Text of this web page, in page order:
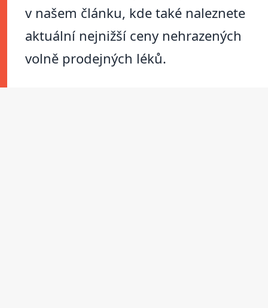
v našem článku, kde také naleznete
aktuální nejnižší ceny nehrazených
volně prodejných léků.